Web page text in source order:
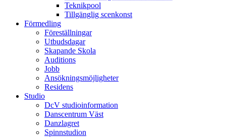
Teknikpool
Tillgänglig scenkonst
Förmedling
Föreställningar
Utbudsdagar
Skapande Skola
Auditions
Jobb
Ansökningsmöjligheter
Residens
Studio
DcV studioinformation
Danscentrum Väst
Danzlagret
Spinnstudion